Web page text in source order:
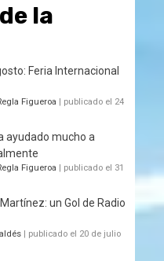
la
Feria Internacional
Figueroa | publicado el 24
ayudado mucho a
Figueroa | publicado el 31
un Gol de Radio
| publicado el 20 de julio